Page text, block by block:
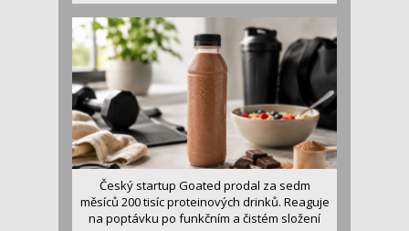
Český startup Goated prodal za sedm
měsíců 200 tisíc proteinových drinků. Reaguje
na poptávku po funkčním a čistém složení